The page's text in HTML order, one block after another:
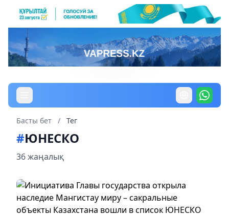
Басты бет / Тег
#ЮНЕСКО
36 жаңалық